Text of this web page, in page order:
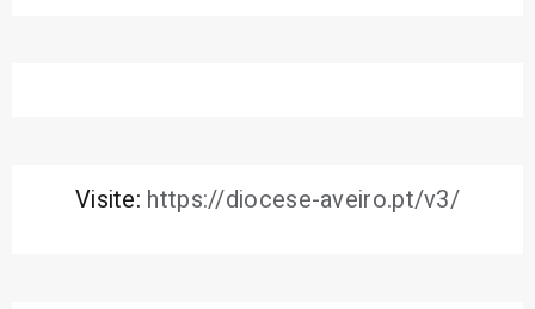
Visite: https://diocese-aveiro.pt/v3/